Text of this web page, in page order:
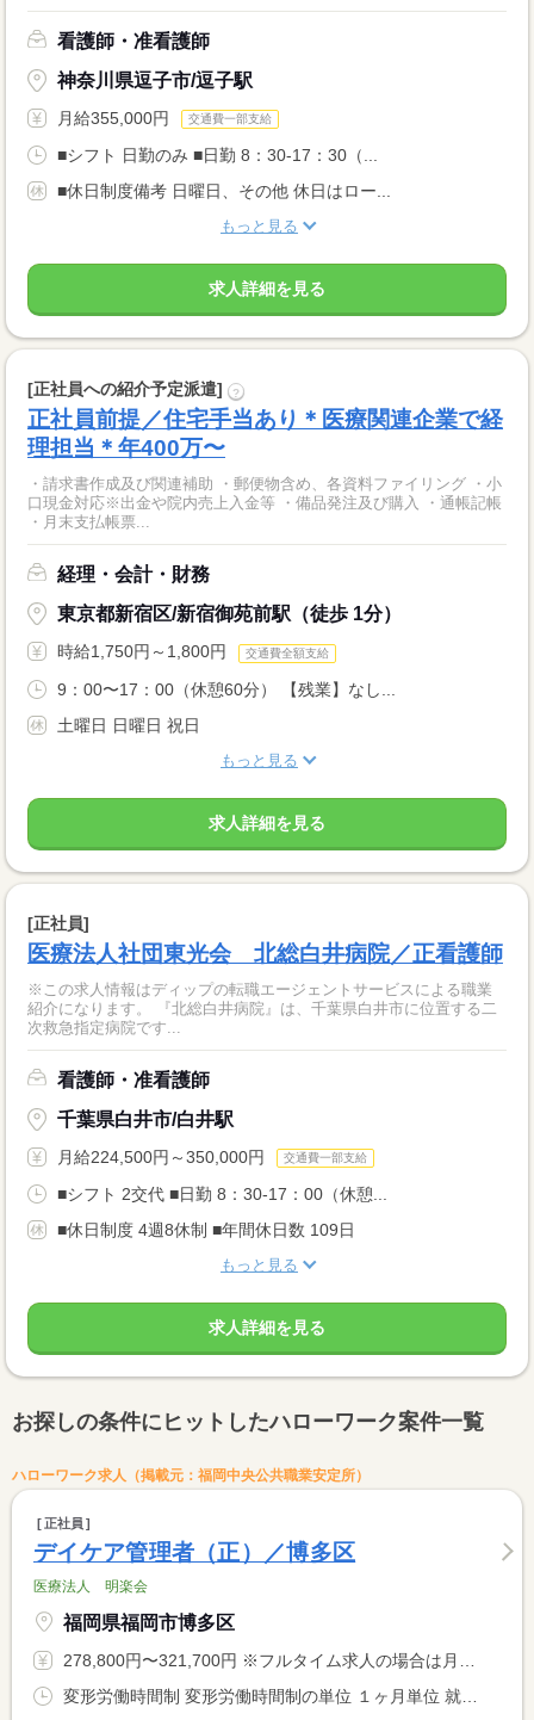
看護師・准看護師
神奈川県逗子市/逗子駅
月給355,000円 交通費一部支給
■シフト 日勤のみ ■日勤 8：30-17：30（...
■休日制度備考 日曜日、その他 休日はロー...
もっと見る
求人詳細を見る
[正社員への紹介予定派遣] ?
正社員前提／住宅手当あり＊医療関連企業で経
理担当＊年400万〜
・請求書作成及び関連補助 ・郵便物含め、各資料ファイリング ・小
口現金対応※出金や院内売上入金等 ・備品発注及び購入 ・通帳記帳
・月末支払帳票...
経理・会計・財務
東京都新宿区/新宿御苑前駅（徒歩 1分）
時給1,750円～1,800円 交通費全額支給
9：00〜17：00（休憩60分） 【残業】なし...
土曜日 日曜日 祝日
もっと見る
求人詳細を見る
[正社員]
医療法人社団東光会 北総白井病院／正看護師
※この求人情報はディップの転職エージェントサービスによる職業
紹介になります。 『北総白井病院』は、千葉県白井市に位置する二
次救急指定病院です...
看護師・准看護師
千葉県白井市/白井駅
月給224,500円～350,000円 交通費一部支給
■シフト 2交代 ■日勤 8：30-17：00（休憩...
■休日制度 4週8休制 ■年間休日数 109日
もっと見る
求人詳細を見る
お探しの条件にヒットしたハローワーク案件一覧
ハローワーク求人（掲載元：福岡中央公共職業安定所）
正社員
デイケア管理者（正）／博多区
医療法人 明楽会
福岡県福岡市博多区
278,800円〜321,700円 ※フルタイム求人の場合は月額（換算額）、パート求人の場合は時間額を表示しています。